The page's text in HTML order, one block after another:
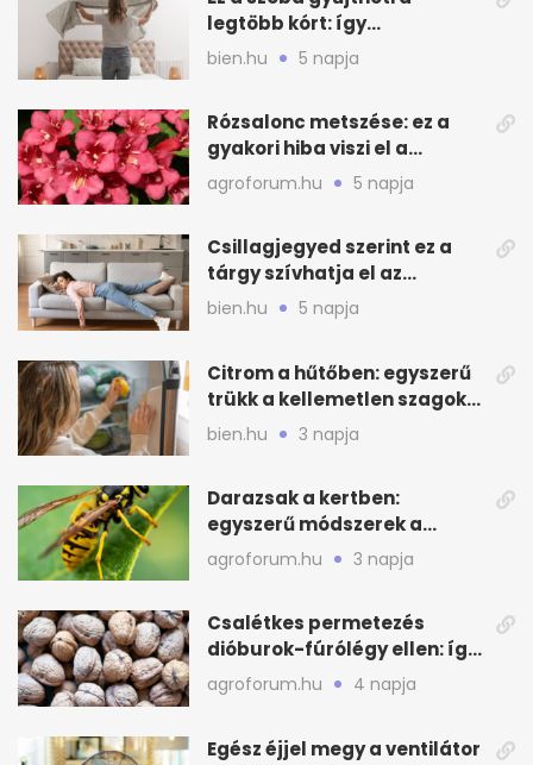
legtöbb kórt: így
mélytisztítsd otthon
bien.hu 5 napja
Rózsalonc metszése: ez a
gyakori hiba viszi el a
virágzást
agroforum.hu 5 napja
Csillagjegyed szerint ez a
tárgy szívhatja el az
otthonod energiáját
bien.hu 5 napja
Citrom a hűtőben: egyszerű
trükk a kellemetlen szagok
ellen
bien.hu 3 napja
Darazsak a kertben:
egyszerű módszerek a
távoltartásukra nyáron
agroforum.hu 3 napja
Csalétkes permetezés
dióburok-fúrólégy ellen: így
csináld a kertben
agroforum.hu 4 napja
Egész éjjel megy a ventilátor